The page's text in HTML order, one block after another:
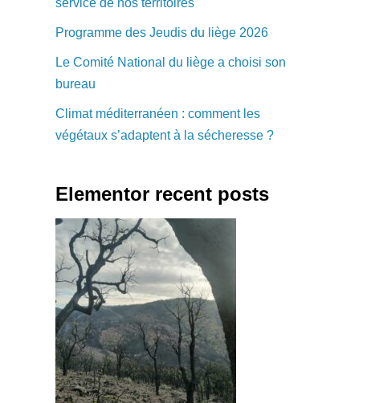
Programme des Jeudis du liège 2026
Le Comité National du liège a choisi son
bureau
Climat méditerranéen : comment les
végétaux s’adaptent à la sécheresse ?
Elementor recent posts